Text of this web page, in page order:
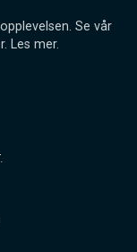
Se vår
Les mer.